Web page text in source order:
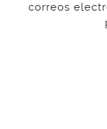
correos